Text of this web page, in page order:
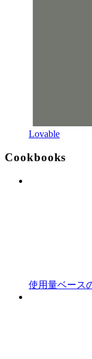
Lovable
Cookbooks
使用量ベース